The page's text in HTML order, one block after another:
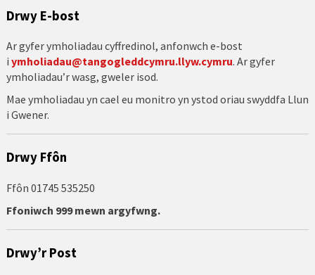
Drwy E-bost
Ar gyfer ymholiadau cyffredinol, anfonwch e-bost
i ymholiadau@tangogleddcymru.llyw.cymru. Ar gyfer
ymholiadau’r wasg, gweler isod.
Mae ymholiadau yn cael eu monitro yn ystod oriau swyddfa Llun
i Gwener.
Drwy Ffôn
Ffôn 01745 535250
Ffoniwch 999 mewn argyfwng.
Drwy’r Post